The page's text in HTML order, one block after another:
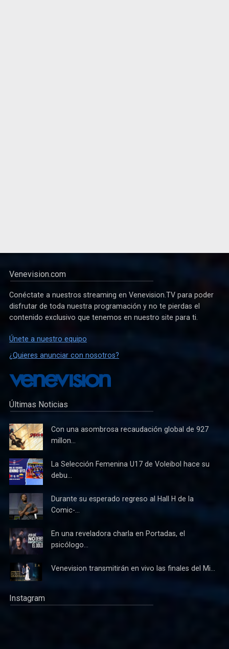
Venevision.com
Conéctate a nuestros streaming en Venevision.TV para poder
disfrutar de toda nuestra programación y no te pierdas el
contenido exclusivo que tenemos en nuestro site para ti.
Únete a nuestro equipo
¿Quieres anunciar con nosotros?
Últimas Noticias
Con una asombrosa recaudación global de 927
millon...
La Selección Femenina U17 de Voleibol hace su
debu...
Durante su esperado regreso al Hall H de la
Comic-...
En una reveladora charla en Portadas, el
psicólogo...
Venevision transmitirán en vivo las finales del Mi...
Instagram